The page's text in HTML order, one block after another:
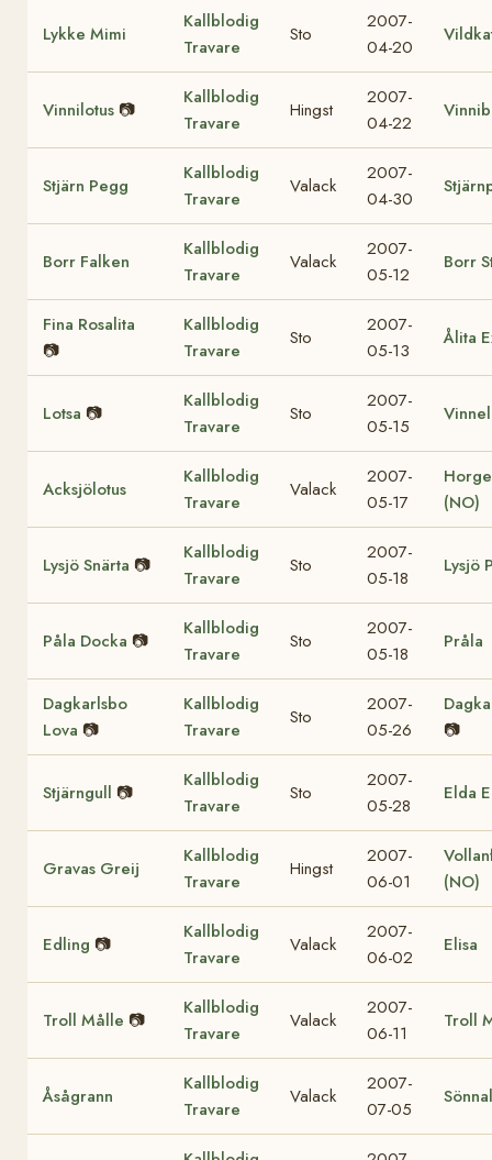
Lykke Mimi
Kallblodig
Travare
Sto
2007-
04-20
Vinnilotus 📷
Kallblodig
Travare
Hingst
2007-
04-22
Stjärn Pegg
Kallblodig
Travare
Valack
2007-
04-30
Borr Falken
Kallblodig
Travare
Valack
2007-
05-12
Borr
Fina Rosalita
📷
Kallblodig
Travare
Sto
2007-
05-13
Ålita
Lotsa 📷
Kallblodig
Travare
Sto
2007-
05-15
Acksjölotus
Kallblodig
Travare
Valack
2007-
05-17
(NO)
Lysjö Snärta 📷
Kallblodig
Travare
Sto
2007-
05-18
Lysjö
Påla Docka 📷
Kallblodig
Travare
Sto
2007-
05-18
Pråla
Dagkarlsbo
Lova 📷
Kallblodig
Travare
Sto
2007-
05-26
📷
Stjärngull 📷
Kallblodig
Travare
Sto
2007-
05-28
Elda
Gravas Greij
Kallblodig
Travare
Hingst
2007-
06-01
(NO)
Edling 📷
Kallblodig
Travare
Valack
2007-
06-02
Elisa
Troll Målle 📷
Kallblodig
Travare
Valack
2007-
06-11
Troll
Åsågrann
Kallblodig
Travare
Valack
2007-
07-05